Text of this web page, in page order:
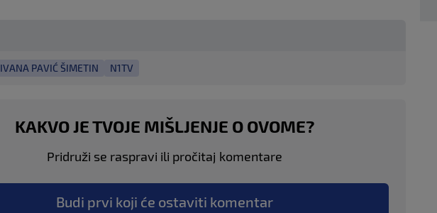
IVANA PAVIĆ ŠIMETIN N1TV
KAKVO JE TVOJE MIŠLJENJE O OVOME?
Pridruži se raspravi ili pročitaj komentare
Budi prvi koji će ostaviti komentar